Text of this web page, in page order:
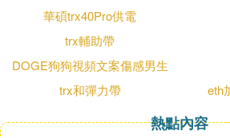
華碩trx40Pro供電
trx輔助帶
DOGE狗狗視頻文案傷感男生
trx和彈力帶
eth
熱點內容